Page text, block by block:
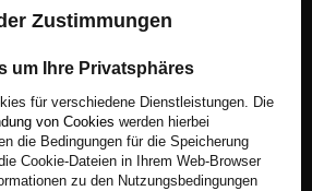
Anmelden
Zustimmungen
um Ihre Privatsphäres
für verschiedene Dienstleistungen. Die
von Cookies werden hierbei
die Bedingungen für die Speicherung
Cookie-Dateien in Ihrem Web-Browser
zu den Nutzungsbedingungen